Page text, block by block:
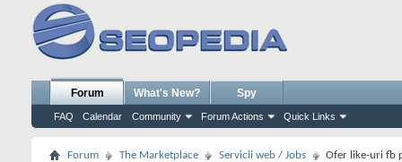
Forum
FAQ Calendar Community Forum Actions Quick Links
What's New? Spy
Forum The Marketplace Servicii web / Jobs Ofer like-uri fb